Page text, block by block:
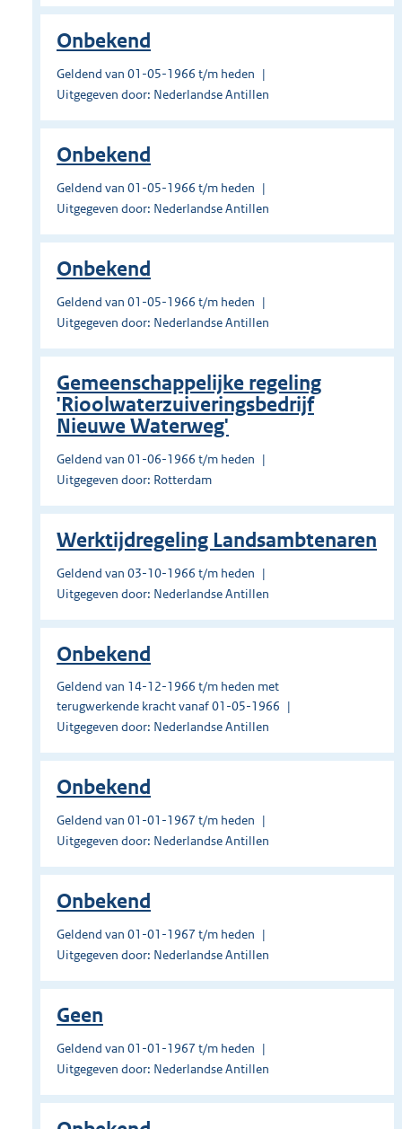
Onbekend
Geldend van 01-05-1966 t/m heden
Uitgegeven door: Nederlandse Antillen
Onbekend
Geldend van 01-05-1966 t/m heden
Uitgegeven door: Nederlandse Antillen
Onbekend
Geldend van 01-05-1966 t/m heden
Uitgegeven door: Nederlandse Antillen
Gemeenschappelijke regeling
'Rioolwaterzuiveringsbedrijf
Nieuwe Waterweg'
Geldend van 01-06-1966 t/m heden
Uitgegeven door: Rotterdam
Werktijdregeling Landsambtenaren
Geldend van 03-10-1966 t/m heden
Uitgegeven door: Nederlandse Antillen
Onbekend
Geldend van 14-12-1966 t/m heden met
terugwerkende kracht vanaf 01-05-1966
Uitgegeven door: Nederlandse Antillen
Onbekend
Geldend van 01-01-1967 t/m heden
Uitgegeven door: Nederlandse Antillen
Onbekend
Geldend van 01-01-1967 t/m heden
Uitgegeven door: Nederlandse Antillen
Geen
Geldend van 01-01-1967 t/m heden
Uitgegeven door: Nederlandse Antillen